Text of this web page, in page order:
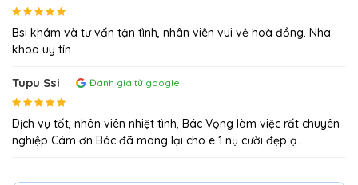
Bsi khám và tư vấn tận tình, nhân viên vui vẻ hoà đồng. Nha
khoa uy tín
Tupu Ssi Đánh giá từ google
Dịch vụ tốt, nhân viên nhiệt tình, Bác Vọng làm việc rất chuyên
nghiệp Cám ơn Bác đã mang lại cho e 1 nụ cười đẹp ạ..